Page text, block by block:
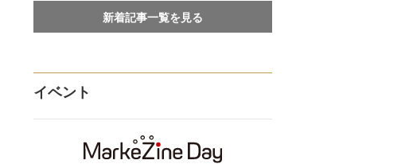
新着記事一覧を見る
イベント